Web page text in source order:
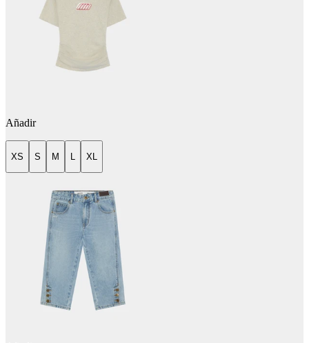
Añadir
XS S M L XL